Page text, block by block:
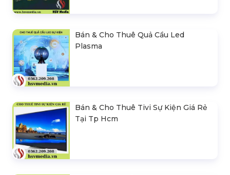
Bán & Cho Thuê Quả Cầu Led
Plasma
Bán & Cho Thuê Tivi Sự Kiện Giá Rẻ
Tại Tp Hcm